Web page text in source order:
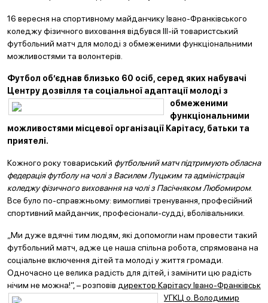
16 вересня на спортивному майданчику Івано-Франківського
коледжу фізичного виховання відбувся ІІІ-ій товаристський
футбольний матч для молоді з обмеженими функціональними
можливостями та волонтерів.
Футбол об’єднав близько 60 осіб, серед яких набувачі
Центру дозвілля та соціальної адаптації молоді з
обмеженими
функціональними
можливостями місцевої організації Карітасу, батьки та
приятелі.
Кожного року товариський футбольний матч підтримують обласна
федерація футболу на чолі з Василем Луцьким та адміністрація
коледжу фізичного виховання на чолі з Пасічняком Любомиром.
Все було по-справжньому: вимогливі тренування, професійний
спортивний майданчик, професіонали-судді, вболівальники.
„Ми дуже вдячні тим людям, які допомогли нам провести такий
футбольний матч, адже це наша спільна робота, спрямована на
соціальне включення дітей та молоді у життя громади.
Одночасно це велика радість для дітей, і замінити цю радість
нічим не можна!”, – розповів директор Карітасу Івано-Франківськ
УГКЦ о. Володимир